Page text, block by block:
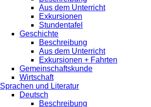
Aus dem Unterricht
Exkursionen
Stundentafel
Geschichte
Beschreibung
Aus dem Unterricht
Exkursionen + Fahrten
Gemeinschaftskunde
Wirtschaft
Sprachen und Literatur
Deutsch
Beschreibung